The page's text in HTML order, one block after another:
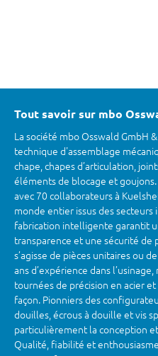
Tout savoir sur mbo
La société mbo Osswald GmbH
technique d'assemblage
chape, chapes d’articulation,
éléments de blocage et
avec 70 collaborateurs à
monde entier issus des
fabrication intelligente garantit
transparence et une sécurité de
s’agisse de pièces unitaires ou
ans d’expérience dans
tournées de précision en acier
façon. Pionniers des
douilles, écrous à douille et vis
particulièrement la conception
Qualité, fiabilité et